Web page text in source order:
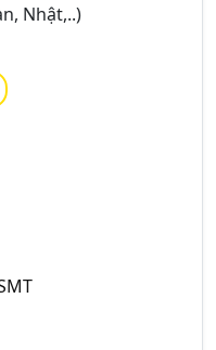
Nhật,..)